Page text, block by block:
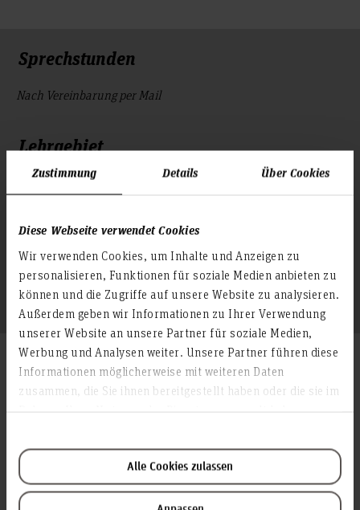
Zustimmung Details Über Cookies
Diese Webseite verwendet Cookies
Wir verwenden Cookies, um Inhalte und Anzeigen zu
personalisieren, Funktionen für soziale Medien anbieten zu
können und die Zugriffe auf unsere Website zu analysieren.
Außerdem geben wir Informationen zu Ihrer Verwendung
unserer Website an unsere Partner für soziale Medien,
Werbung und Analysen weiter. Unsere Partner führen diese
Informationen möglicherweise mit weiteren Daten
zusammen, die Sie ihnen bereitgestellt haben oder die sie im
Alle Cookies zulassen
Sprechstunden
Nach Vereinbarung per Mail
Lehrgebiet
Gesundheitsbezogene Soziale Arbeit mit den
Schwerpunkten Sozialpsychiatrie und Suchthilfe
stellvertretendes Mitglied Senatskommission Forschung
dezentrale Gleichstellungsbeauftragte der Fakultät V
Veröffentlichungen und mehr...
2023
Wagenaar, Maike (2023): Das Frauen- und Mutterbild im
Nationalsozialismus und seine Auswirkungen bis heute. Eine
Vorträge & Workshops
2023
Weitere Aktivitäten